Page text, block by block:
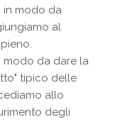
in modo da
al
modo da dare la
tipico delle
allo
degli